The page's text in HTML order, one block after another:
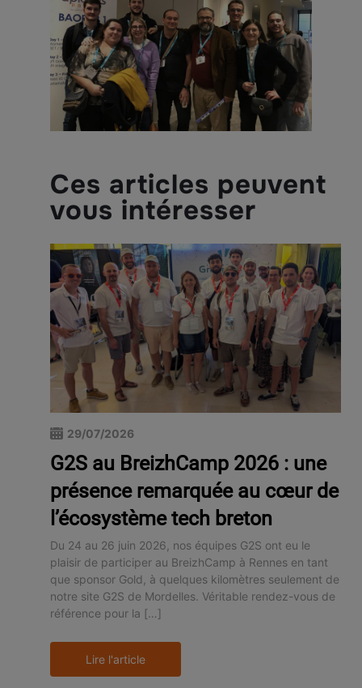
Ces articles peuvent
vous intéresser
29/07/2026
G2S au BreizhCamp 2026 : une
présence remarquée au cœur de
l’écosystème tech breton
Du 24 au 26 juin 2026, nos équipes G2S ont eu le
plaisir de participer au BreizhCamp à Rennes en tant
que sponsor Gold, à quelques kilomètres seulement de
notre site G2S de Mordelles. Véritable rendez-vous de
référence pour la […]
Lire l'article